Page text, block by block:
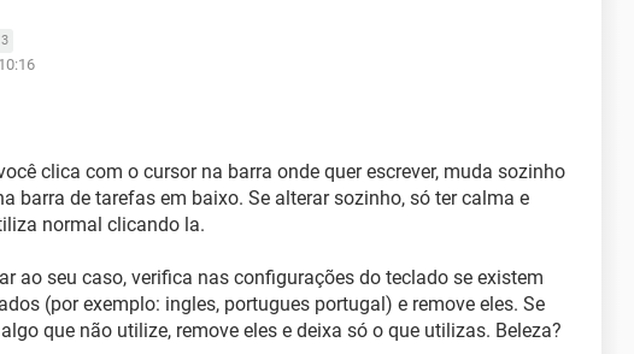
clica com o cursor na barra onde quer escrever, muda sozinho
barra de tarefas em baixo. Se alterar sozinho, só ter calma e
normal clicando la.
ao seu caso, verifica nas configurações do teclado se existem
(por exemplo: ingles, portugues portugal) e remove eles. Se
que não utilize, remove eles e deixa só o que utilizas. Beleza?